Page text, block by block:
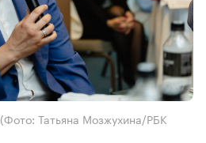
(Фото: Татьяна Мозжухина/РБК